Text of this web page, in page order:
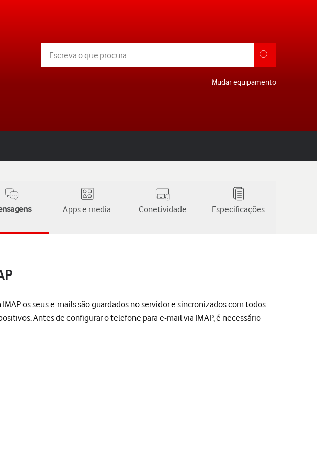
Mudar equipamento
Apps e media Conetividade Especificações
os seus e-mails são guardados no servidor e sincronizados com todos
Antes de configurar o telefone para e-mail via IMAP, é necessário